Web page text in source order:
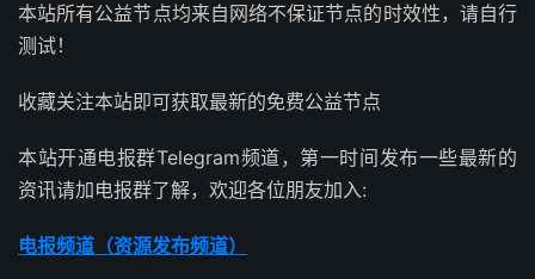
本站所有公益节点均来自网络不保证节点的时效性，请自行
测试！
收藏关注本站即可获取最新的免费公益节点
本站开通电报群Telegram频道，第一时间发布一些最新的
资讯请加电报群了解，欢迎各位朋友加入:
电报频道（资源发布频道）